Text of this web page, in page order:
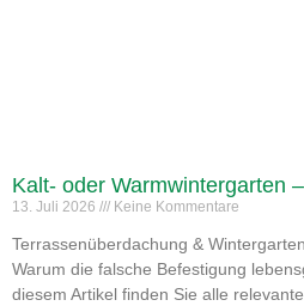
Kalt- oder Warmwintergarten
13. Juli 2026 Keine Kommentare
Terrassenüberdachung &
Warum die falsche Befestigung
diesem Artikel finden Sie alle